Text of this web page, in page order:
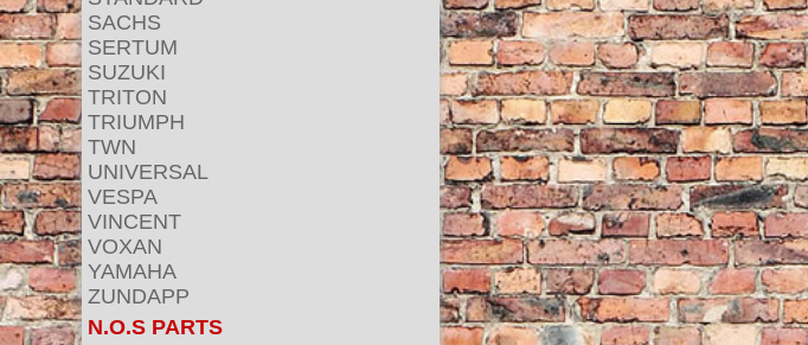
SACHS
SERTUM
SUZUKI
TRITON
TRIUMPH
TWN
UNIVERSAL
VESPA
VINCENT
VOXAN
YAMAHA
ZUNDAPP
N.O.S PARTS